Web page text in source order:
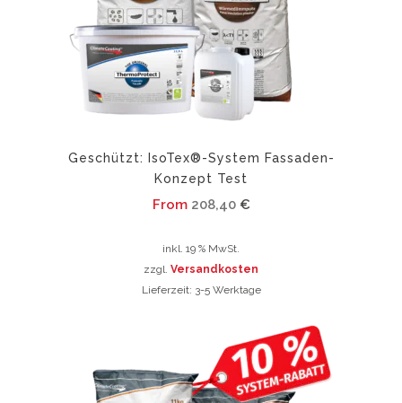
können
auf
der
Produktseite
gewählt
werden
Geschützt: IsoTex®-System Fassaden-
Konzept Test
From 208,40 €
inkl. 19 % MwSt.
zzgl. Versandkosten
Lieferzeit: 3-5 Werktage